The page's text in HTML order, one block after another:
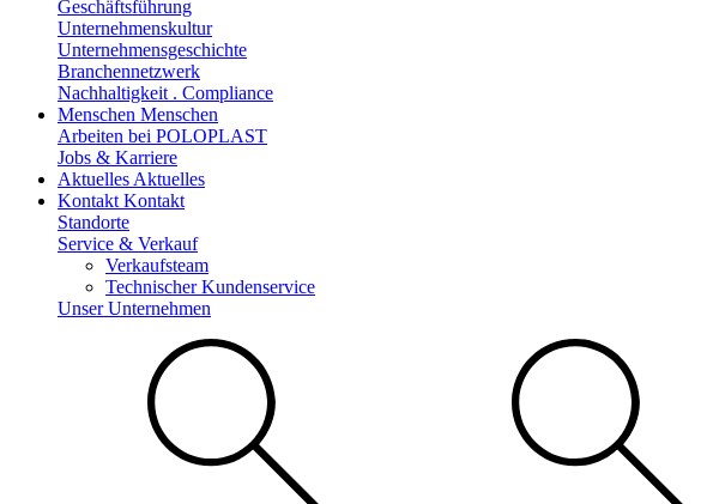
Geschäftsführung
Unternehmenskultur
Unternehmensgeschichte
Branchennetzwerk
Nachhaltigkeit . Compliance
Menschen Menschen
Arbeiten bei POLOPLAST
Jobs & Karriere
Aktuelles Aktuelles
Kontakt Kontakt
Standorte
Service & Verkauf
Verkaufsteam
Technischer Kundenservice
Unser Unternehmen